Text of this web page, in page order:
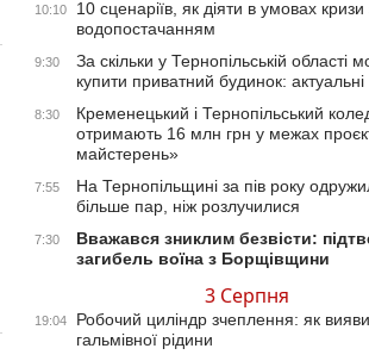
10:10
10 сценаріїв, як діяти в умовах кризи
водопостачанням
9:30
За скільки у Тернопільській області
купити приватний будинок: актуальні
8:30
Кременецький і Тернопільський
отримають 16 млн грн у межах
майстерень»
7:55
На Тернопільщині за пів року
більше пар, ніж розлучилися
7:30
Вважався зниклим безвісти:
загибель воїна з Борщівщини
3 Серпня
19:04
Робочий циліндр зчеплення: як
гальмівної рідини